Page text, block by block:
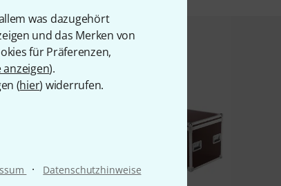
was dazugehört
und das Merken von
für Präferenzen,
anzeigen).
(hier) widerrufen.
· Datenschutzhinweise
haben